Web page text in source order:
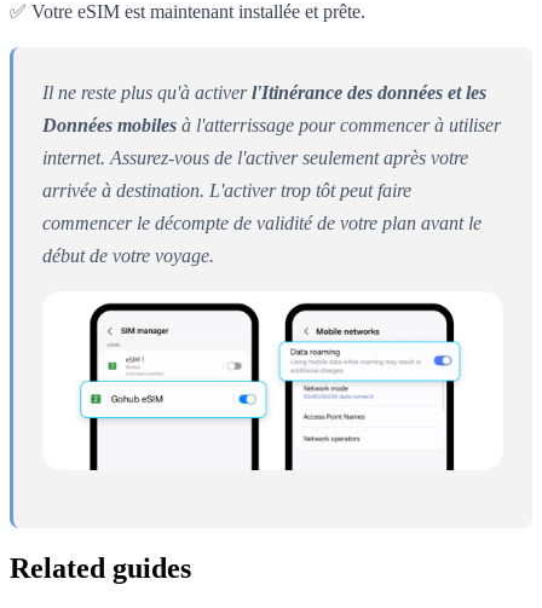
✅ Votre eSIM est maintenant installée et prête.
Il ne reste plus qu'à activerl'Itinérance des données et les
Données mobiles à l'atterrissage pour commencer à utiliser
internet. Assurez-vous de l'activer seulement après votre
arrivée à destination. L'activer trop tôt peut faire
commencer le décompte de validité de votre plan avant le
début de votre voyage.
Related guides